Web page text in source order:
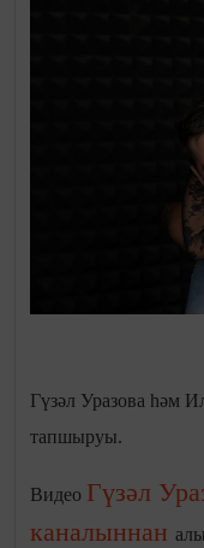
Гүзәл Уразова һәм
тапшыруы.
Видео Гүзәл
каналыннан